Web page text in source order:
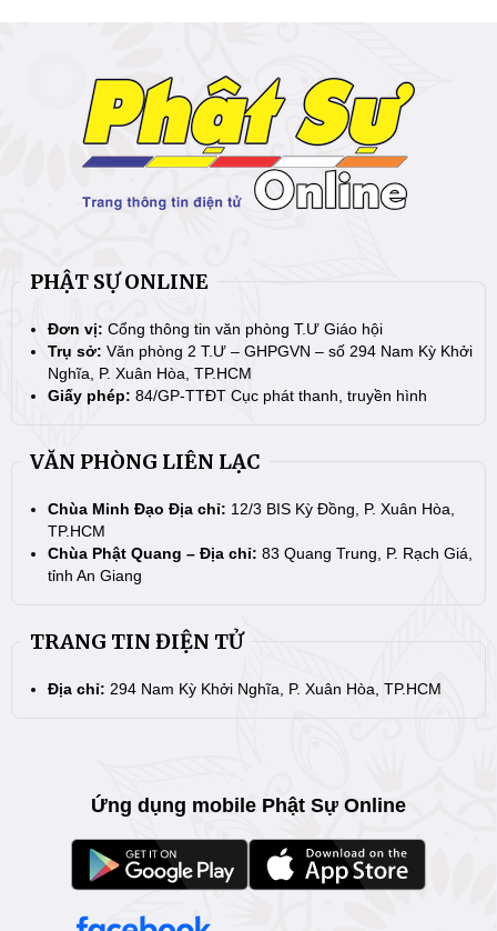
PHẬT SỰ ONLINE
Đơn vị: Cổng thông tin văn phòng T.Ư Giáo hội
Trụ sở: Văn phòng 2 T.Ư – GHPGVN – số 294 Nam Kỳ Khởi
Nghĩa, P. Xuân Hòa, TP.HCM
Giấy phép: 84/GP-TTĐT Cục phát thanh, truyền hình
VĂN PHÒNG LIÊN LẠC
Chùa Minh Đạo Địa chỉ: 12/3 BIS Kỳ Đồng, P. Xuân Hòa,
TP.HCM
Chùa Phật Quang – Địa chỉ: 83 Quang Trung, P. Rạch Giá,
tỉnh An Giang
TRANG TIN ĐIỆN TỬ
Địa chỉ: 294 Nam Kỳ Khởi Nghĩa, P. Xuân Hòa, TP.HCM
Ứng dụng mobile Phật Sự Online